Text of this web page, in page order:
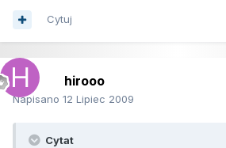
Cytuj
hirooo
Napisano 12 Lipiec 2009
Cytat